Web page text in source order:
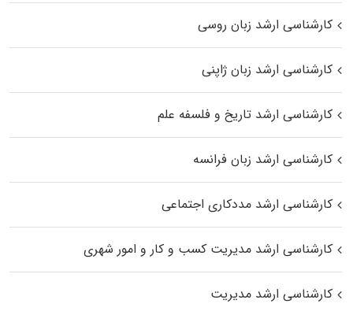
کارشناسی ارشد زبان روسی
کارشناسی ارشد زبان ژاپنی
کارشناسی ارشد تاریخ و فلسفه علم
کارشناسی ارشد زبان فرانسه
کارشناسی ارشد مددکاری اجتماعی
کارشناسی ارشد مدیریت کسب و کار و امور شهری
کارشناسی ارشد مدیریت